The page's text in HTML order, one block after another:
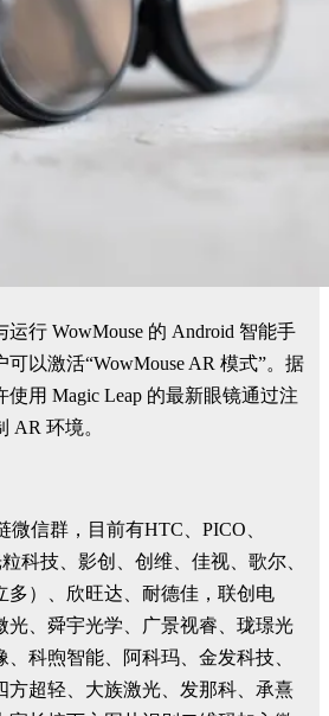
运行 WowMouse 的 Android 智能手
以激活“WowMouse AR 模式”。据
用 Magic Leap 的最新眼镜通过注
AR 环境。
信群，目前有HTC、PICO、
科技、影创、创维、佳视、歌尔、
多）、欣旺达、耐德佳，联创电
光、舜宇光学、广景视睿、珑璟光
科煦智能、阿科玛、金发科技、
方超轻、大族激光、发那科、承熹